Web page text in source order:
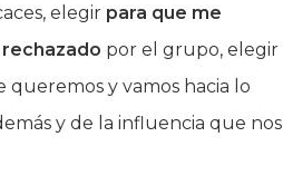
elegir para que me
por el grupo, elegir
y vamos hacia lo
y de la influencia que nos